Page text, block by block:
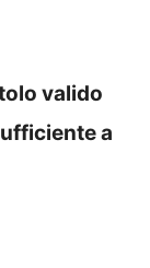
valido
a